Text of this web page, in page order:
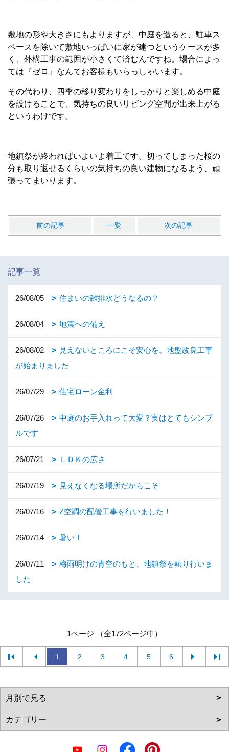
敷地の形や大きさにもよりますが、中庭を造ると、駐車ス
ペースを除いて敷地いっぱいに家が建つというケースが多
く、外構工事の範囲が小さくて済むんですね。場合によっ
ては『ゼロ』なんてお客様もいらっしゃいます。
その代わり、四季の移り変わりをしっかりと楽しめる中庭
を設けることで、気持ちの良いリビング空間が出来上がる
というわけです。
地鎮祭が終わればいよいよ着工です。切ってしまった桜の
分も取り返せるくらいの気持ちの良い建物になるよう、頑
張ってまいります。
前の記事 一覧 次の記事
記事一覧
26/08/05 住まいの雑排水どうなるの？
26/08/04 地震への備え
26/08/02
見えないところにこそ安心を。地盤改良工事
が始まりました
26/07/29 住宅ローン金利
26/07/26
中庭のお手入れって大変？実はとてもシンプ
ルです
26/07/21 ＬＤＫの広さ
26/07/19 見えなくなる場所だからこそ
26/07/16 Z空調の配管工事を行いました！
26/07/14 暑い！
26/07/11
梅雨明けの青空のもと、地鎮祭を執り行いま
した
1ページ （全172ページ中）
1 2 3 4 5 6